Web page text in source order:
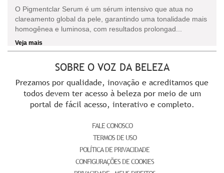
O Pigmentclar Serum é um sérum intensivo que atua no
clareamento global da pele, garantindo uma tonalidade mais
homogênea e luminosa, com resultados prolongad...
Veja mais
SOBRE O VOZ DA BELEZA
Prezamos por qualidade, inovação e acreditamos que
todos devem ter acesso à beleza por meio de um
portal de fácil acesso, interativo e completo.
FALE CONOSCO
TERMOS DE USO
POLÍTICA DE PRIVACIDADE
CONFIGURAÇÕES DE COOKIES